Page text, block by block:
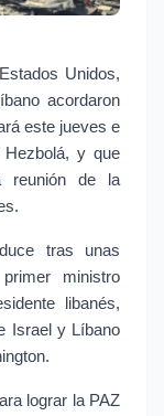
Unidos,
acordaron
este jueves e
Hezbolá, y que
reunión de la
tras unas
ministro
libanés,
Israel y Líbano
lograr la PAZ